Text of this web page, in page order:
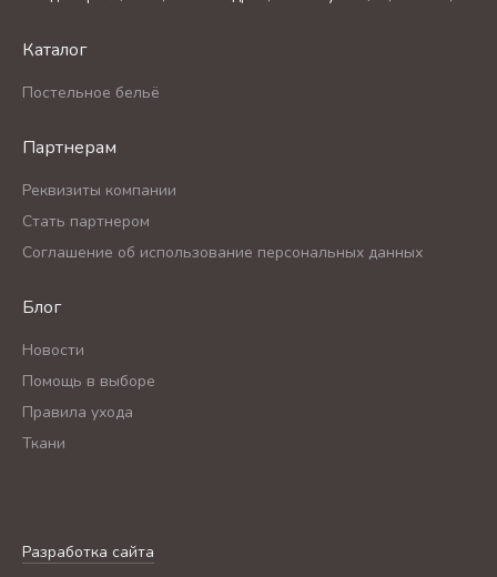
Каталог
Постельное бельё
Партнерам
Реквизиты компании
Стать партнером
Соглашение об использование персональных данных
Блог
Новости
Помощь в выборе
Правила ухода
Ткани
Разработка сайта